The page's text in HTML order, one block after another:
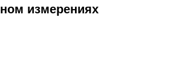
измерениях